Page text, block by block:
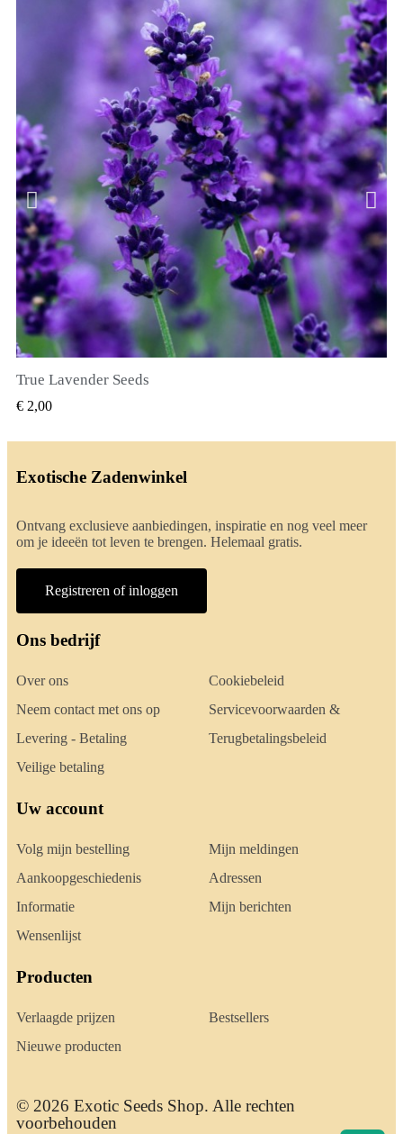
True Lavender Seeds
€ 2,00
Exotische Zadenwinkel
Ontvang exclusieve aanbiedingen, inspiratie en nog veel meer
om je ideeën tot leven te brengen. Helemaal gratis.
Registreren of inloggen
Ons bedrijf
Over ons
Neem contact met ons op
Levering - Betaling
Veilige betaling
Cookiebeleid
Servicevoorwaarden &
Terugbetalingsbeleid
Uw account
Volg mijn bestelling
Aankoopgeschiedenis
Informatie
Wensenlijst
Mijn meldingen
Adressen
Mijn berichten
Producten
Verlaagde prijzen
Nieuwe producten
Bestsellers
© 2026 Exotic Seeds Shop. Alle rechten
voorbehouden